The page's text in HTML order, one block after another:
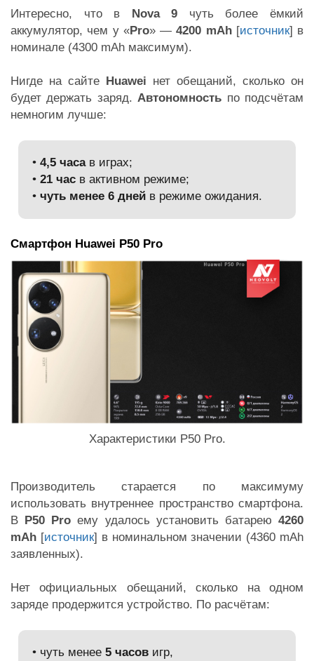
Интересно, что в Nova 9 чуть более ёмкий
аккумулятор, чем у «Pro» —4200 mAh[источник] в
номинале (4300 mAh максимум).
Нигде на сайте Huawei нет обещаний, сколько он
будет держать заряд.Автономность по подсчётам
немногим лучше:
•4,5 часав играх;
•21 час в активном режиме;
•чуть менее 6 дней в режиме ожидания.
Смартфон Huawei P50 Pro
Характеристики P50 Pro.
Производитель старается по максимуму
использовать внутреннее пространство смартфона.
В
P50 Pro ему удалось установить батарею4260
mAh [источник] в номинальном значении (4360 mAh
заявленных).
Нет официальных обещаний, сколько на одном
заряде продержится устройство. По расчётам:
• чуть менее5 часов игр,